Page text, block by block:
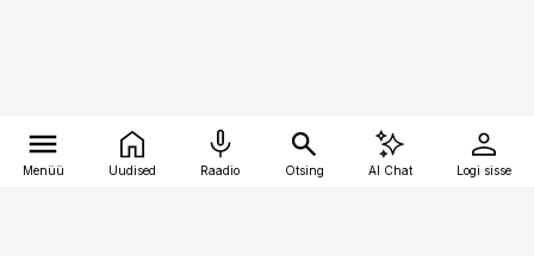
Menüü Uudised Raadio Otsing AI Chat Logi sisse